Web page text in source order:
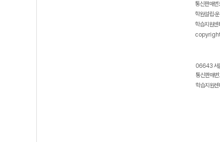
통신판매
학원설립·
학습지원
06643 서
통신판매
학습지원